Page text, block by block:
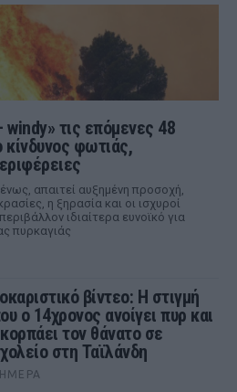
τις επόμενες 48
φωτιάς,
απαιτεί αυξημένη προσοχή,
η ξηρασία και οι ισχυροί
ιδιαίτερα ευνοϊκό για
πυρκαγιάς
βίντεο: Η στιγμή
ο 14χρονος ανοίγει πυρ και
τον θάνατο σε
στη Ταϊλάνδη